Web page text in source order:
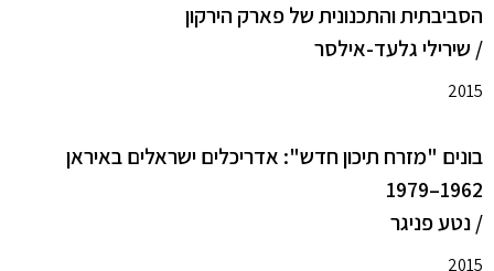
הסביבתית והתכנונית של פארק הירקון
/ שירילי גלעד-אילסר
2015
בונים "מזרח תיכון חדש": אדריכלים ישראלים באיראן
1962–1979
/ נטע פניגר
2015